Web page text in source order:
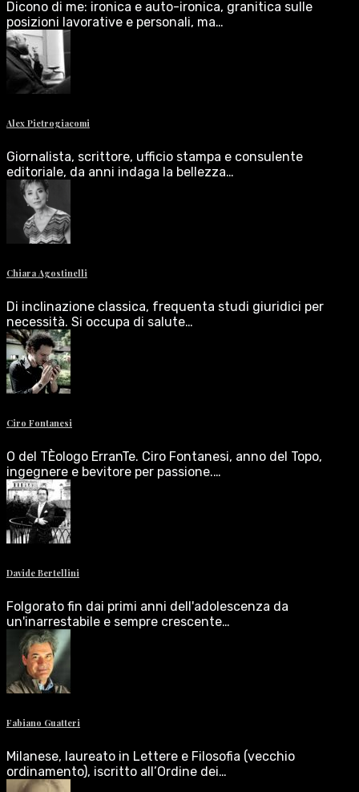
Dicono di me: ironica e auto-ironica, granitica sulle
posizioni lavorative e personali, ma…
Alex Pietrogiacomi
Giornalista, scrittore, ufficio stampa e consulente
editoriale, da anni indaga la bellezza…
Chiara Agostinelli
Di inclinazione classica, frequenta studi giuridici per
necessità. Si occupa di salute…
Ciro Fontanesi
O del TÈologo ErranTe. Ciro Fontanesi, anno del Topo,
ingegnere e bevitore per passione.…
Davide Bertellini
Folgorato fin dai primi anni dell'adolescenza da
un'inarrestabile e sempre crescente…
Fabiano Guatteri
Milanese, laureato in Lettere e Filosofia (vecchio
ordinamento), iscritto all’Ordine dei…